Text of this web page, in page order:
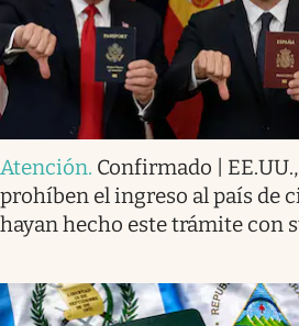
Atención. Confirmado |
prohíben el ingreso al país de
hayan hecho este trámite con